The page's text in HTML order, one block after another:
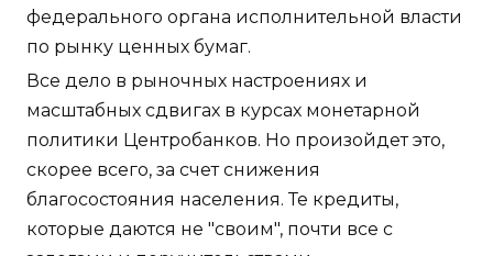
федерального органа исполнительной власти
по рынку ценных бумаг.
Все дело в рыночных настроениях и
масштабных сдвигах в курсах монетарной
политики Центробанков. Но произойдет это,
скорее всего, за счет снижения
благосостояния населения. Те кредиты,
которые даются не "своим", почти все с